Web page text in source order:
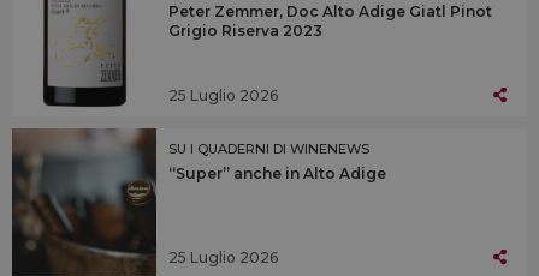
Peter Zemmer, Doc Alto Adige Giatl Pinot
Grigio Riserva 2023
25 Luglio 2026
SU I QUADERNI DI WINENEWS
“Super” anche in Alto Adige
25 Luglio 2026